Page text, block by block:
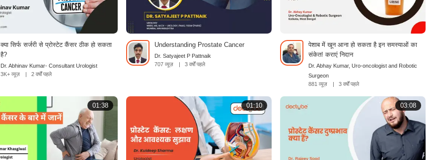
क्या सिर्फ सर्जरी से प्रोस्टेट कैंसर ठीक हो सकता
है?
Dr. Abhinav Kumar- Consultant Urologist
3K+ व्यूज़
| 2 वर्षों पहले
Understanding Prostate Cancer
Dr. Satyajeet P Pattnaik
707 व्यूज़
| 3 वर्षों पहले
पेशाब में खून आना हो सकता है इन समस्याओं का
संकेत! कराएं निदान
Dr. Abhay Kumar, Uro-oncologist and Robotic
Surgeon
881 व्यूज़
| 3 वर्षों पहले
01:38 01:10 03:08